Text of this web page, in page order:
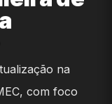
na
com foco